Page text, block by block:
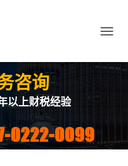
导
咨询
以上财税经验
0222-0099